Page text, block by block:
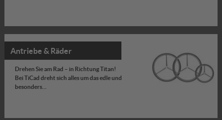
Antriebe & Räder
Drehen Sie am Rad – in Richtung Titan!
Bei TiCad dreht sich alles um das edle und
besonders...